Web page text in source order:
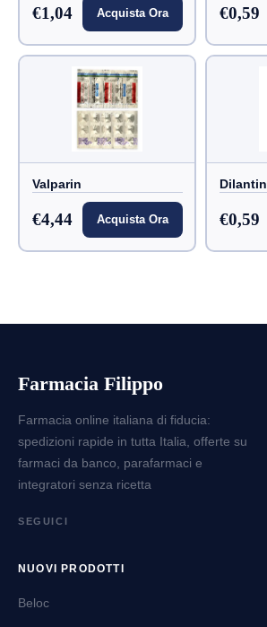
€1,04 Acquista Ora €0,59
Valparin
€4,44 Acquista Ora
Dilantin
€0,59
Farmacia Filippo
Farmacia online italiana di fiducia:
spedizioni rapide in tutta Italia, offerte su
farmaci da banco, parafarmaci e
integratori senza ricetta
SEGUICI
NUOVI PRODOTTI
Beloc